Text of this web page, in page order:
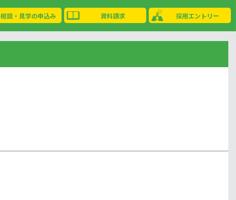
相談・見学の申込み 資料請求 採用エントリー